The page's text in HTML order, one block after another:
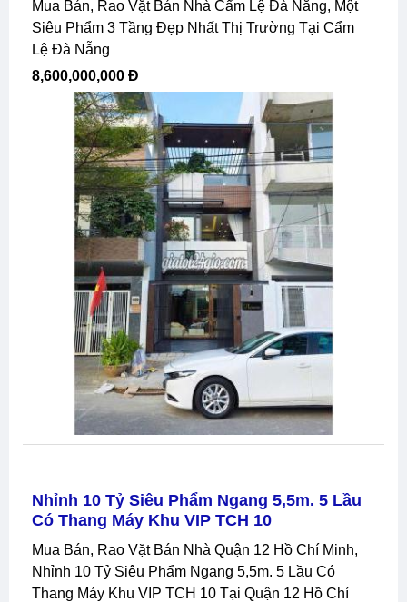
Mua Bán, Rao Vặt Bán Nhà Cẩm Lệ Đà Nẵng, Một
Siêu Phẩm 3 Tầng Đẹp Nhất Thị Trường Tại Cẩm
Lệ Đà Nẵng
8,600,000,000 Đ
Nhỉnh 10 Tỷ Siêu Phẩm Ngang 5,5m. 5 Lầu
Có Thang Máy Khu VIP TCH 10
Mua Bán, Rao Vặt Bán Nhà Quận 12 Hồ Chí Minh,
Nhỉnh 10 Tỷ Siêu Phẩm Ngang 5,5m. 5 Lầu Có
Thang Máy Khu VIP TCH 10 Tại Quận 12 Hồ Chí